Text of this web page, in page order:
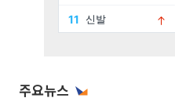
주요뉴스